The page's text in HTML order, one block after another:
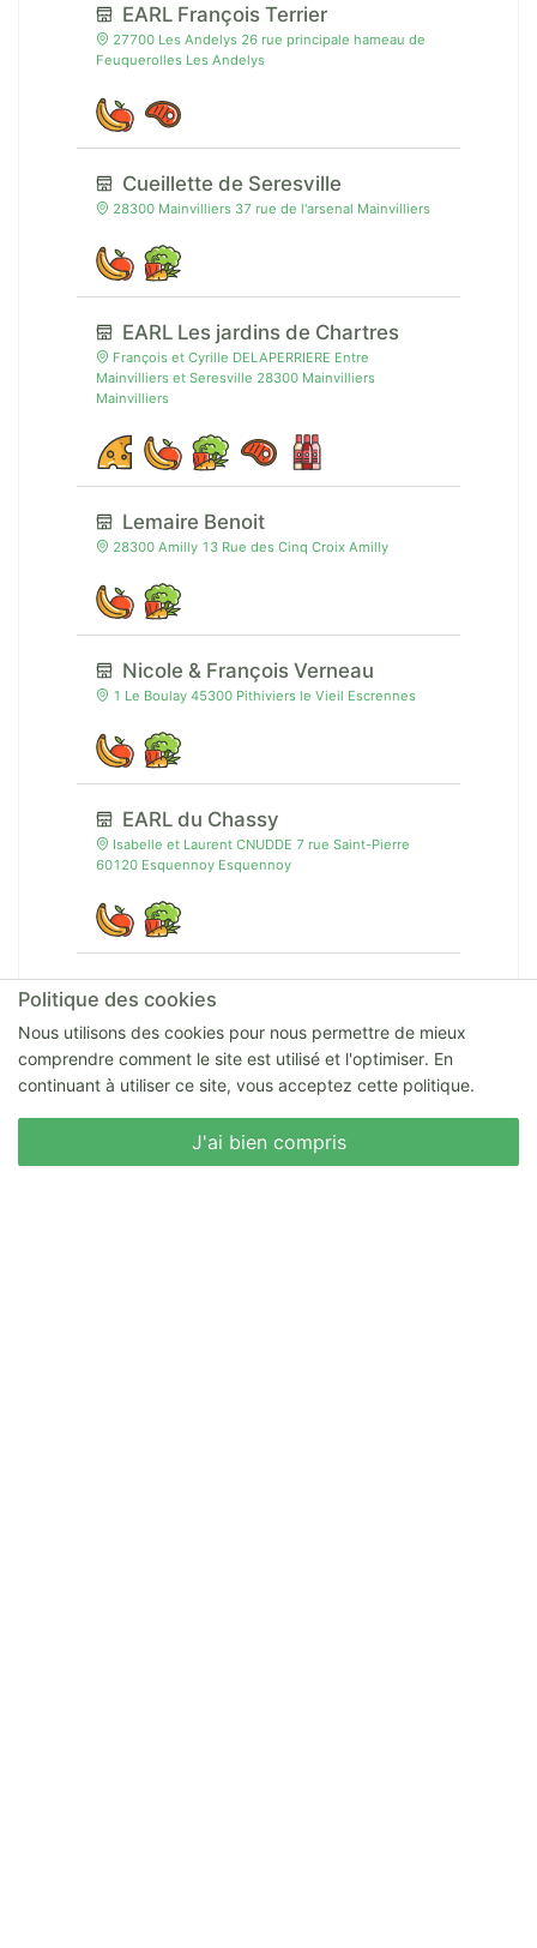
EARL François Terrier
27700 Les Andelys 26 rue principale hameau de
Feuquerolles Les Andelys
Cueillette de Seresville
28300 Mainvilliers 37 rue de l'arsenal Mainvilliers
EARL Les jardins de Chartres
François et Cyrille DELAPERRIERE Entre
Mainvilliers et Seresville 28300 Mainvilliers
Mainvilliers
Lemaire Benoit
28300 Amilly 13 Rue des Cinq Croix Amilly
Nicole & François Verneau
1 Le Boulay 45300 Pithiviers le Vieil Escrennes
EARL du Chassy
Isabelle et Laurent CNUDDE 7 rue Saint-Pierre
60120 Esquennoy Esquennoy
Ferme de Floe
Chaintreaux
Les Jardins de Fontenelle
Politique des cookies
Nous utilisons des cookies pour nous permettre de mieux
comprendre comment le site est utilisé et l'optimiser. En
continuant à utiliser ce site, vous acceptez cette politique.
J'ai bien compris